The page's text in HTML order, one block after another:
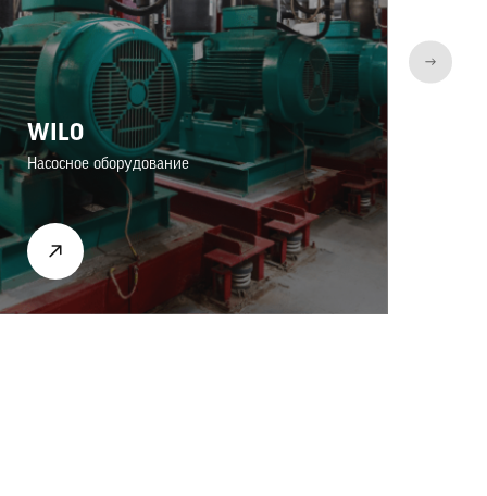
WILO
Насосное оборудование